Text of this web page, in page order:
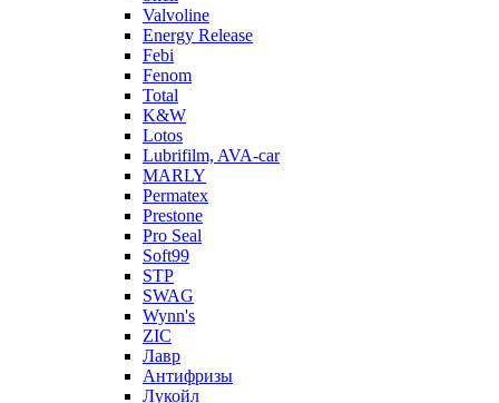
Valvoline
Energy Release
Febi
Fenom
Total
K&W
Lotos
Lubrifilm, AVA-car
MARLY
Permatex
Prestone
Pro Seal
Soft99
STP
SWAG
Wynn's
ZIC
Лавр
Антифризы
Лукойл